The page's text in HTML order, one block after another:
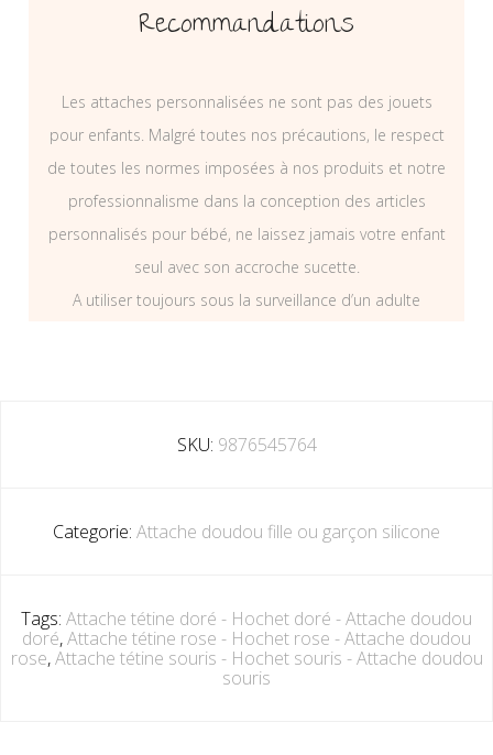
Recommandations
Les attaches personnalisées ne sont pas des jouets
pour enfants. Malgré toutes nos précautions, le respect
de toutes les normes imposées à nos produits et notre
professionnalisme dans la conception des articles
personnalisés pour bébé, ne laissez jamais votre enfant
seul avec son accroche sucette.
A utiliser toujours sous la surveillance d’un adulte
SKU: 9876545764
Categorie: Attache doudou fille ou garçon silicone
Tags: Attache tétine doré - Hochet doré - Attache doudou
doré,Attache tétine rose - Hochet rose - Attache doudou
rose,Attache tétine souris - Hochet souris - Attache doudou
souris